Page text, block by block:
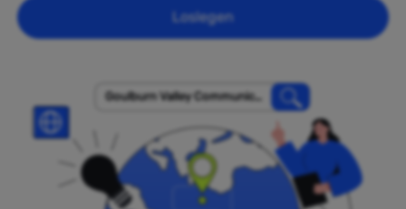
Loslegen
Goulburn Valley Communicat